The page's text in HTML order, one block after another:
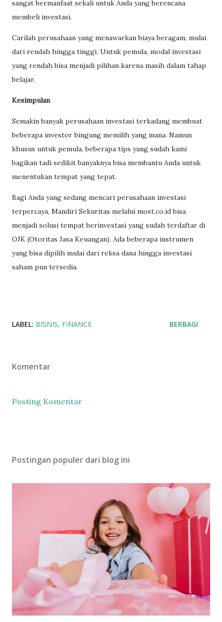
sangat bermanfaat sekali untuk Anda yang berencana
membeli investasi.
Carilah perusahaan yang menawarkan biaya beragam, mulai
dari rendah hingga tinggi. Untuk pemula, modal investasi
yang rendah bisa menjadi pilihan karena masih dalam tahap
belajar.
Kesimpulan
Semakin banyak perusahaan investasi terkadang membuat
beberapa investor bingung memilih yang mana. Namun
khusus untuk pemula, beberapa tips yang sudah kami
bagikan tadi sedikit banyaknya bisa membantu Anda untuk
menentukan tempat yang tepat.
Bagi Anda yang sedang mencari perusahaan investasi
terpercaya, Mandiri Sekuritas melalui most.co.id bisa
menjadi solusi tempat berinvestasi yang sudah terdaftar di
OJK (Otoritas Jasa Keuangan). Ada beberapa instrumen
yang bisa dipilih mulai dari reksa dana hingga investasi
saham pun tersedia.
LABEL: BISNIS FINANCE BERBAGI
Komentar
Posting Komentar
Postingan populer dari blog ini